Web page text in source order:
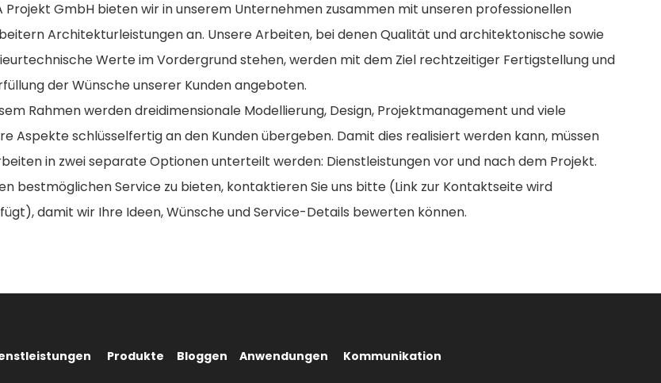
Projekt GmbH bieten wir in unserem Unternehmen zusammen mit unseren professionellen
Architekturleistungen an. Unsere Arbeiten, bei denen Qualität und architektonische sowie
Werte im Vordergrund stehen, werden mit dem Ziel rechtzeitiger Fertigstellung und
der Wünsche unserer Kunden angeboten.
Rahmen werden dreidimensionale Modellierung, Design, Projektmanagement und viele
Aspekte schlüsselfertig an den Kunden übergeben. Damit dies realisiert werden kann, müssen
in zwei separate Optionen unterteilt werden: Dienstleistungen vor und nach dem Projekt.
bestmöglichen Service zu bieten, kontaktieren Sie uns bitte (Link zur Kontaktseite wird
damit wir Ihre Ideen, Wünsche und Service-Details bewerten können.
Produkte Bloggen Anwendungen Kommunikation